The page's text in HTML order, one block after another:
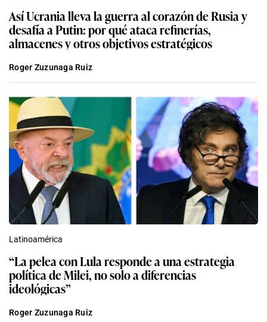
Así Ucrania lleva la guerra al corazón de Rusia y
desafía a Putin: por qué ataca refinerías,
almacenes y otros objetivos estratégicos
Roger Zuzunaga Ruiz
Latinoamérica
“La pelea con Lula responde a una estrategia
política de Milei, no solo a diferencias
ideológicas”
Roger Zuzunaga Ruiz